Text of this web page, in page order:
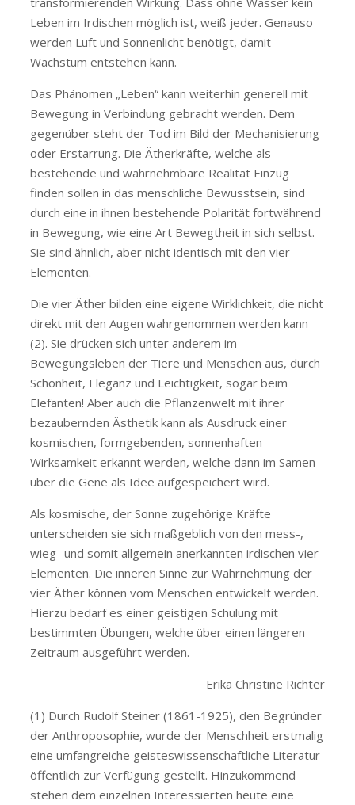
Leben im Irdischen möglich ist, weiß jeder. Genauso
werden Luft und Sonnenlicht benötigt, damit
Wachstum entstehen kann.
Das Phänomen „Leben“ kann weiterhin generell mit
Bewegung in Verbindung gebracht werden. Dem
gegenüber steht der Tod im Bild der Mechanisierung
oder Erstarrung. Die Ätherkräfte, welche als
bestehende und wahrnehmbare Realität Einzug
finden sollen in das menschliche Bewusstsein, sind
durch eine in ihnen bestehende Polarität fortwährend
in Bewegung, wie eine Art Bewegtheit in sich selbst.
Sie sind ähnlich, aber nicht identisch mit den vier
Elementen.
Die vier Äther bilden eine eigene Wirklichkeit, die nicht
direkt mit den Augen wahrgenommen werden kann
(2). Sie drücken sich unter anderem im
Bewegungsleben der Tiere und Menschen aus, durch
Schönheit, Eleganz und Leichtigkeit, sogar beim
Elefanten! Aber auch die Pflanzenwelt mit ihrer
bezaubernden Ästhetik kann als Ausdruck einer
kosmischen, formgebenden, sonnenhaften
Wirksamkeit erkannt werden, welche dann im Samen
über die Gene als Idee aufgespeichert wird.
Als kosmische, der Sonne zugehörige Kräfte
unterscheiden sie sich maßgeblich von den mess-,
wieg- und somit allgemein anerkannten irdischen vier
Elementen. Die inneren Sinne zur Wahrnehmung der
vier Äther können vom Menschen entwickelt werden.
Hierzu bedarf es einer geistigen Schulung mit
bestimmten Übungen, welche über einen längeren
Zeitraum ausgeführt werden.
Erika Christine Richter
(1) Durch Rudolf Steiner (1861-1925), den Begründer
der Anthroposophie, wurde der Menschheit erstmalig
eine umfangreiche geisteswissenschaftliche Literatur
öffentlich zur Verfügung gestellt. Hinzukommend
stehen dem einzelnen Interessierten heute eine